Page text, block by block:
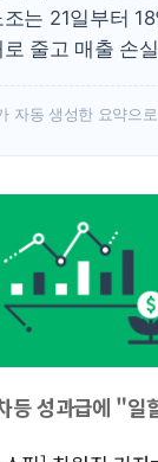
조는 21일부터
로 줄고 매출 손
자동 생성한 요약으
등 성과급에 "일